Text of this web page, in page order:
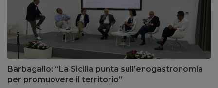
Barbagallo: “La Sicilia punta sull’enogastronomia
per promuovere il territorio”